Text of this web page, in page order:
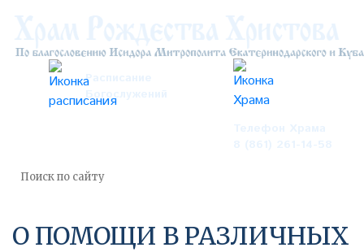
Расписание
Богослужений
О ПОМОЩИ В РАЗЛИЧНЫХ